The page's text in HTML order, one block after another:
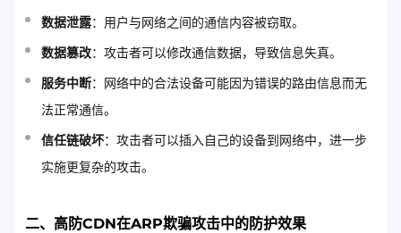
数据泄露：用户与网络之间的通信内容被窃取。
数据篡改：攻击者可以修改通信数据，导致信息失真。
服务中断：网络中的合法设备可能因为错误的路由信息而无
法正常通信。
信任链破坏：攻击者可以插入自己的设备到网络中，进一步
实施更复杂的攻击。
二、高防CDN在ARP欺骗攻击中的防护效果